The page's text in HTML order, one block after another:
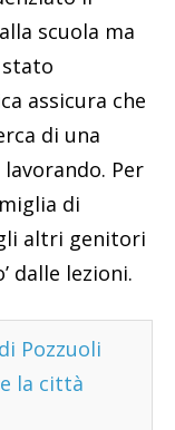
scuola ma
assicura che
di una
Per
di
altri genitori
dalle lezioni.
Pozzuoli
la città